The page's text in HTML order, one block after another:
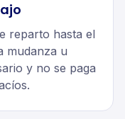
reparto hasta el
mudanza u
y no se paga